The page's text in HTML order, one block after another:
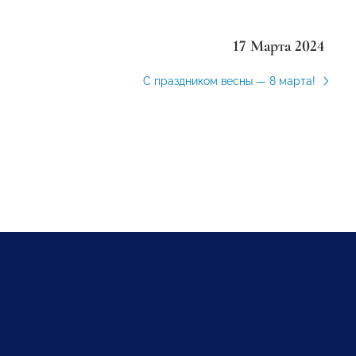
17 Марта 2024
С праздником весны — 8 марта!